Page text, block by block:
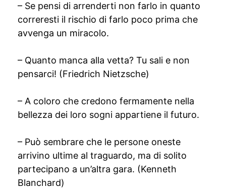
– Se pensi di arrenderti non farlo in quanto
correresti il rischio di farlo poco prima che
avvenga un miracolo.
– Quanto manca alla vetta? Tu sali e non
pensarci! (Friedrich Nietzsche)
– A coloro che credono fermamente nella
bellezza dei loro sogni appartiene il futuro.
– Può sembrare che le persone oneste
arrivino ultime al traguardo, ma di solito
partecipano a un’altra gara. (Kenneth
Blanchard)